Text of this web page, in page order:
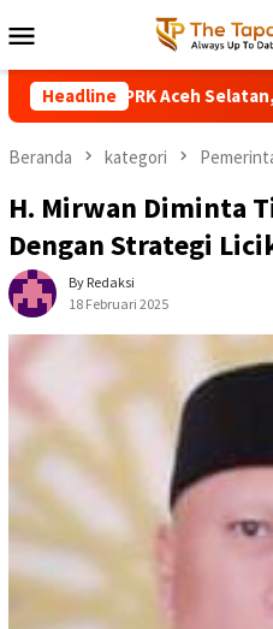
ke
kontenMobile
Headline
Selatan, Alokasi Pokir 2027
Beranda kategori
H. Mirwan Diminta
Dengan Strategi
By Redaksi
18 Februari 2025